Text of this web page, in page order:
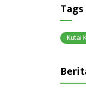
o
Tags
Kutai